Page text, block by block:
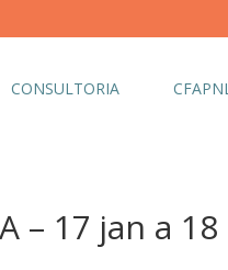
CONSULTORIA CFAPNL
– 17 jan a 18